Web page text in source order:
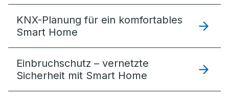
KNX-Planung für ein komfortables
Smart Home
Einbruchschutz – vernetzte
Sicherheit mit Smart Home